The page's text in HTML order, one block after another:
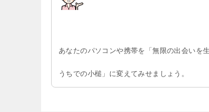
あなたのパソコンや携帯を「無限の出会いを
うちでの小槌」に変えてみせましょう。